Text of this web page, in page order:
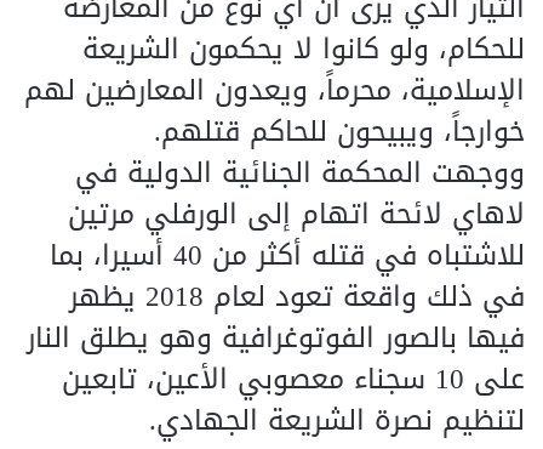
للحكام، ولو كانوا لا يحكمون الشريعة
الإسلامية، محرماً، ويعدون المعارضين لهم
خوارجاً، ويبيحون للحاكم قتلهم.
ووجهت المحكمة الجنائية الدولية في
لاهاي لائحة اتهام إلى الورفلي مرتين
للاشتباه في قتله أكثر من 40 أسيرا، بما
في ذلك واقعة تعود لعام 2018 يظهر
فيها بالصور الفوتوغرافية وهو يطلق النار
على 10 سجناء معصوبي الأعين، تابعين
لتنظيم نصرة الشريعة الجهادي.